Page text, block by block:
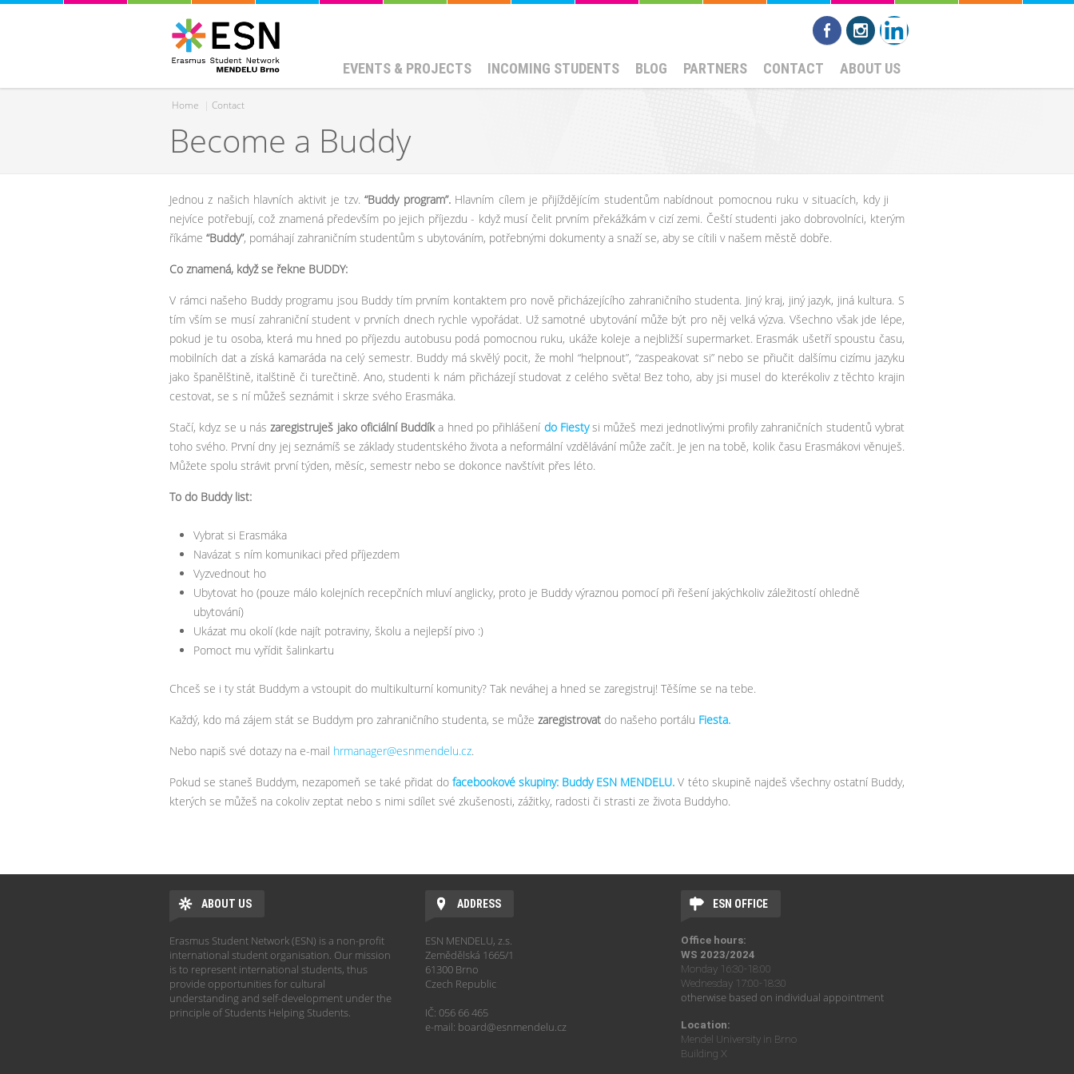
EVENTS & PROJECTS INCOMING STUDENTS BLOG PARTNERS CONTACT ABOUT US
You are here
Home | Contact
Become a Buddy
Jednou z našich hlavních aktivit je tzv.“Buddy program”.Hlavním cílem je přijíždějícím studentům nabídnout pomocnou ruku v situacích, kdy ji
nejvíce potřebují, což znamená především po jejich příjezdu - když musí čelit prvním překážkám v cizí zemi. Čeští studenti jako dobrovolníci, kterým
říkáme “Buddy”, pomáhají zahraničním studentům s ubytováním, potřebnými dokumenty a snaží se, aby se cítili v našem městě dobře.
Co znamená, když se řekne BUDDY:
V rámci našeho Buddy programu jsou Buddy tím prvním kontaktem pro nově přicházejícího zahraničního studenta. Jiný kraj, jiný jazyk, jiná kultura. S
tím vším se musí zahraniční student v prvních dnech rychle vypořádat. Už samotné ubytování může být pro něj velká výzva. Všechno však jde lépe,
pokud je tu osoba, která mu hned po příjezdu autobusu podá pomocnou ruku, ukáže koleje a nejbližší supermarket. Erasmák ušetří spoustu času,
mobilních dat a získá kamaráda na celý semestr. Buddy má skvělý pocit, že mohl “helpnout”, “zaspeakovat si” nebo se přiučit dalšímu cizímu jazyku
jako španělštině, italštině či turečtině. Ano, studenti k nám přicházejí studovat z celého světa! Bez toho, aby jsi musel do kterékoliv z těchto krajin
cestovat, se s ní můžeš seznámit i skrze svého Erasmáka.
Stačí, kdyz se u nászaregistruješ jako oficiální Buddíka hned po přihlášení do Fiestysi můžeš mezi jednotlivými profily zahraničních studentů vybrat
toho svého. První dny jej seznámíš se základy studentského života a neformální vzdělávání může začít. Je jen na tobě, kolik času Erasmákovi věnuješ.
Můžete spolu strávit první týden, měsíc, semestr nebo se dokonce navštívit přes léto.
To do Buddy list:
Vybrat si Erasmáka
Navázat s ním komunikaci před příjezdem
Vyzvednout ho
Ubytovat ho (pouze málo kolejních recepčních mluví anglicky, proto je Buddy výraznou pomocí při řešení jakýchkoliv záležitostí ohledně
ubytování)
Ukázat mu okolí (kde najít potraviny, školu a nejlepší pivo :)
Pomoct mu vyřídit šalinkartu
Chceš se i ty stát Buddym a vstoupit do multikulturní komunity? Tak neváhej a hned se zaregistruj! Těšíme se na tebe.
Každý, kdo má zájem stát se Buddym pro zahraničního studenta, se může zaregistrovat do našeho portálu Fiesta.
Nebo napiš své dotazy na e-mail hrmanager@esnmendelu.cz.
Pokud se staneš Buddym, nezapomeň se také přidat do facebookové skupiny: Buddy ESN MENDELU. V této skupině najdeš všechny ostatní Buddy,
kterých se můžeš na cokoliv zeptat nebo s nimi sdílet své zkušenosti, zážitky, radosti či strasti ze života Buddyho.
ABOUT US
Erasmus Student Network (ESN) is a non-profit
international student organisation. Our mission
is to represent international students, thus
provide opportunities for cultural
understanding and self-development under the
principle of Students Helping Students.
ADDRESS
ESN MENDELU, z.s.
Zemědělská 1665/1
61300 Brno
Czech Republic
IČ: 056 66 465
e-mail: board@esnmendelu.cz
ESN OFFICE
Office hours:
WS 2023/2024
Monday 16:30-18:00
Wednesday 17:00-18:30
otherwise based on individual appointment
Location:
Mendel University in Brno
Building X